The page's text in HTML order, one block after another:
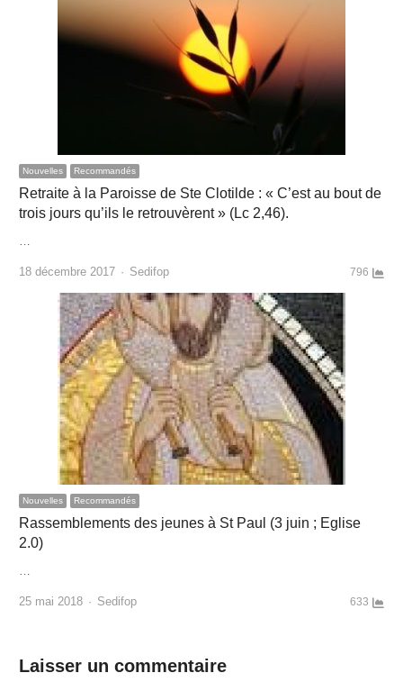
Nouvelles Recommandés
Retraite à la Paroisse de Ste Clotilde : « C’est au bout de
trois jours qu’ils le retrouvèrent » (Lc 2,46).
…
18 décembre 2017 Author
Sedifop 796
Nouvelles Recommandés
Rassemblements des jeunes à St Paul (3 juin ; Eglise
2.0)
…
25 mai 2018 Author
Sedifop 633
Laisser un commentaire